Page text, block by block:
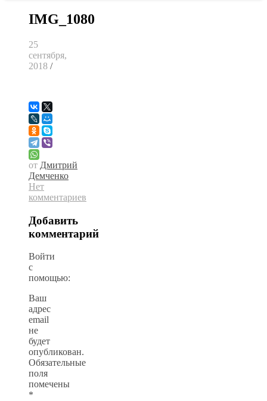
IMG_1080
25
сентября,
2018 /
от Дмитрий
Демченко
Нет
комментариев
Добавить
комментарий
Войти
с
помощью:
Ваш
адрес
email
не
будет
опубликован.
Обязательные
поля
помечены
*